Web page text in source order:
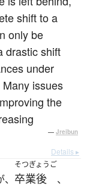
shift to a
only be
drastic shift
under
issues
the
— Jreibun
Details ▸
そつぎょうご
卒業後 、